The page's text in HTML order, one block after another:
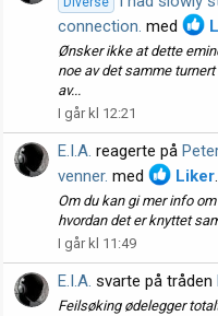
connection. med
Ønsker ikke at dette
noe av det samme
av...
I går kl 12:21
E.I.A. reagerte på
venner. med Liker.
Om du kan gi mer info
hvordan det er knyttet
I går kl 11:49
E.I.A. svarte på tråden
Feilsøking ødelegger